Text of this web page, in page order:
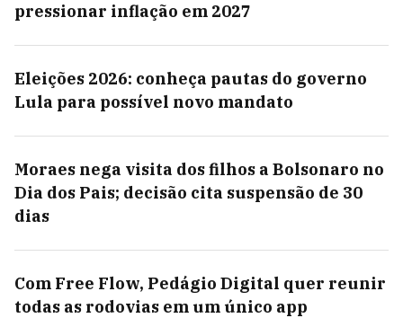
pressionar inflação em 2027
Eleições 2026: conheça pautas do governo
Lula para possível novo mandato
Moraes nega visita dos filhos a Bolsonaro no
Dia dos Pais; decisão cita suspensão de 30
dias
Com Free Flow, Pedágio Digital quer reunir
todas as rodovias em um único app